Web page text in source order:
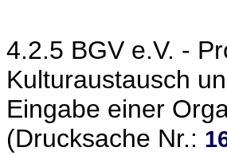
4.2.5 BGV e.V. -
Kulturaustausch
Eingabe einer
(Drucksache Nr.: